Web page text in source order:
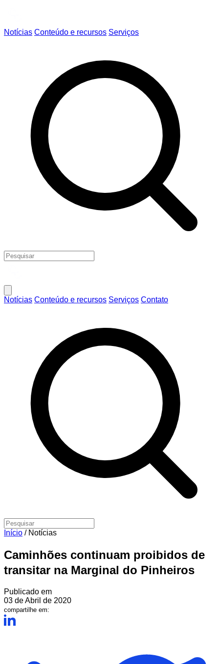
Notícias Conteúdo e recursos Serviços
Notícias Conteúdo e recursos Serviços Contato
Início / Notícias
Caminhões continuam proibidos de
transitar na Marginal do Pinheiros
Publicado em
03 de Abril de 2020
compartilhe em: